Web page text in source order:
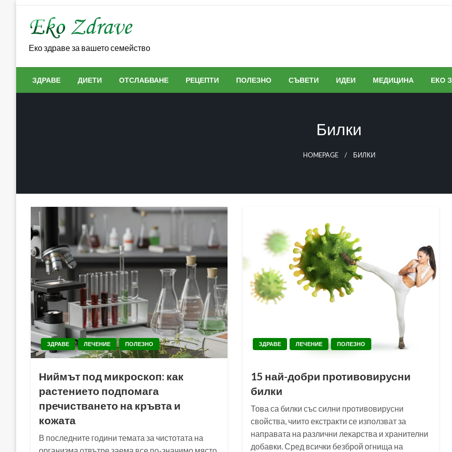
Еко здраве за вашето семейство
ЗДРАВЕ ДИЕТИ ОТСЛАБВАНЕ РЕЦЕПТИ ПОЛЕЗНО СЪВЕТИ ИДЕИ МЕДИЦИНА ЕКО
Билки
HOMEPAGE БИЛКИ
ЗДРАВЕ ЛЕЧЕНИЕ ПОЛЕЗНО
Ниймът под микроскоп: как
растението подпомага
пречистването на кръвта и
кожата
В последните години темата за чистотата на
ЗДРАВЕ ЛЕЧЕНИЕ ПОЛЕЗНО
15 най-добри противовирусни
билки
Това са билки със силни противовирусни
свойства, чиито екстракти се използват за
направата на различни лекарства и хранителни
добавки. Сред всички безброй огнища на